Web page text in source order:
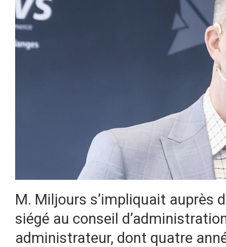
M. Miljours s’impliquait auprès
siégé au conseil
administrateur, dont quatre